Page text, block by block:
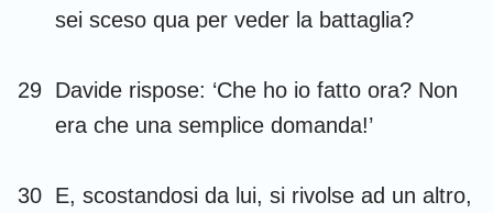
sei sceso qua per veder la battaglia?
29 Davide rispose: ‘Che ho io fatto ora? Non
era che una semplice domanda!’
30 E, scostandosi da lui, si rivolse ad un altro,